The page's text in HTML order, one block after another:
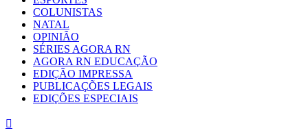
COLUNISTAS
NATAL
OPINIÃO
SÉRIES AGORA RN
AGORA RN EDUCAÇÃO
EDIÇÃO IMPRESSA
PUBLICAÇÕES LEGAIS
EDIÇÕES ESPECIAIS